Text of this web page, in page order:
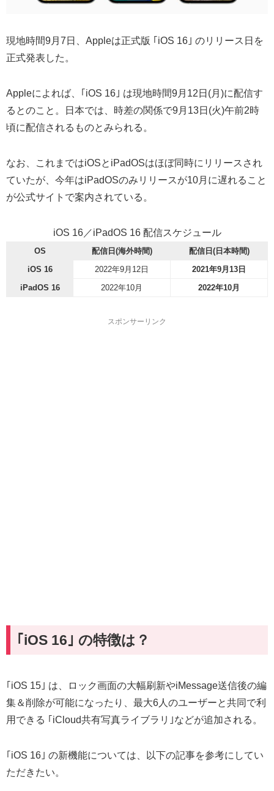
現地時間9月7日、Appleは正式版 ｢iOS 16｣ のリリース日を
正式発表した。
Appleによれば、｢iOS 16｣ は現地時間9月12日(月)に配信す
るとのこと。日本では、時差の関係で9月13日(火)午前2時
頃に配信されるものとみられる。
なお、これまではiOSとiPadOSはほぼ同時にリリースされ
ていたが、今年はiPadOSのみリリースが10月に遅れること
が公式サイトで案内されている。
iOS 16／iPadOS 16 配信スケジュール
OS 配信日(海外時間)
配信日(日本時間)
iOS 16
2022年9月12日
2021年9月13日
iPadOS 16
2022年10月 2022年10月
スポンサーリンク
｢iOS 16｣ の特徴は？
｢iOS 15｣ は、ロック画面の大幅刷新やiMessage送信後の編
集＆削除が可能になったり、最大6人のユーザーと共同で利
用できる ｢iCloud共有写真ライブラリ｣などが追加される。
｢iOS 16｣ の新機能については、以下の記事を参考にしてい
ただきたい。